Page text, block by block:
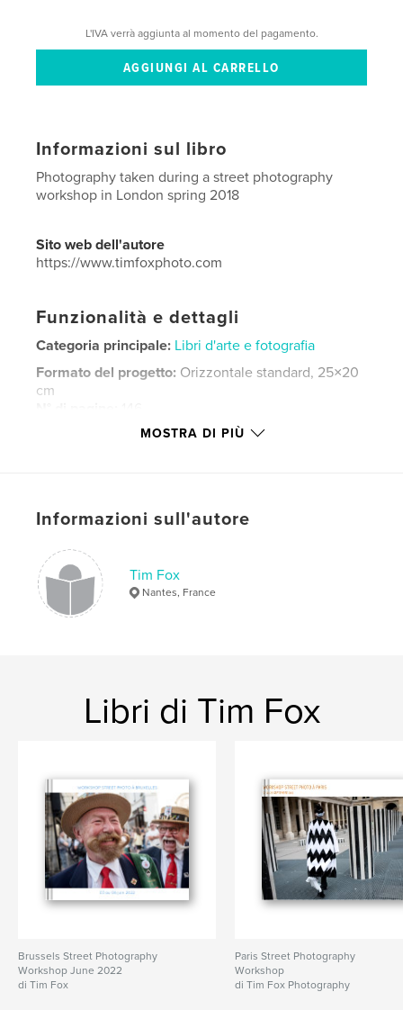
L'IVA verrà aggiunta al momento del pagamento.
Informazioni sul libro
Photography taken during a street photography
workshop in London spring 2018
Sito web dell'autore
https://www.timfoxphoto.com
Funzionalità e dettagli
Categoria principale: Libri d'arte e fotografia
Formato del progetto: Orizzontale standard, 25×20
cm
Data di pubblicazione:gen 03, 2019
Street Photography , London
MOSTRA DI PIÙ
Informazioni sull'autore
Tim Fox
Nantes, France
Libri di Tim Fox
Brussels Street Photography
Workshop June 2022
di Tim Fox
Paris Street Photography
Workshop
di Tim Fox Photography